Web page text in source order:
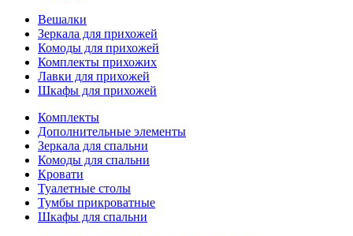
Вешалки
Зеркала для прихожей
Комоды для прихожей
Комплекты прихожих
Лавки для прихожей
Шкафы для прихожей
Комплекты
Дополнительные элементы
Зеркала для спальни
Комоды для спальни
Кровати
Туалетные столы
Тумбы прикроватные
Шкафы для спальни